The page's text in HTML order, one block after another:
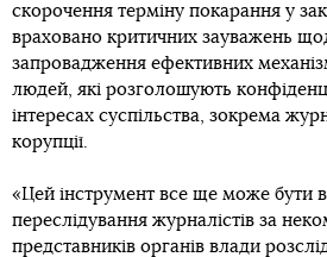
скорочення терміну покарання у
враховано критичних зауважень
запровадження ефективних
людей, які розголошують
інтересах суспільства, зокрема
корупції.
«Цей інструмент все ще може бути
переслідування журналістів за
представників органів влади